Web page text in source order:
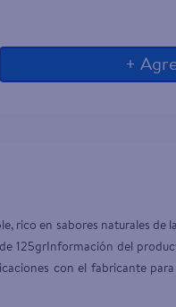
+
rico en sabores naturales de
125grInformación del
con el fabricante